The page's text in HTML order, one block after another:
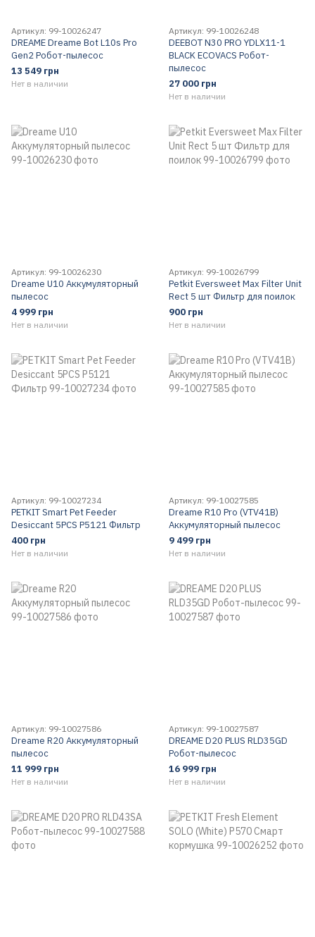
Артикул: 99-10026247
DREAME Dreame Bot L10s Pro
Gen2 Робот-пылесос
13 549 грн
Нет в наличии
Артикул: 99-10026248
DEEBOT N30 PRO YDLX11-1
BLACK ECOVACS Робот-
пылесос
27 000 грн
Нет в наличии
Артикул: 99-10026230
Dreame U10 Аккумуляторный
пылесос
4 999 грн
Нет в наличии
Артикул: 99-10026799
Petkit Eversweet Max Filter Unit
Rect 5 шт Фильтр для поилок
900 грн
Нет в наличии
Артикул: 99-10027234
PETKIT Smart Pet Feeder
Desiccant 5PCS P5121 Фильтр
400 грн
Нет в наличии
Артикул: 99-10027585
Dreame R10 Pro (VTV41B)
Аккумуляторный пылесос
9 499 грн
Нет в наличии
Артикул: 99-10027586
Dreame R20 Аккумуляторный
пылесос
11 999 грн
Нет в наличии
Артикул: 99-10027587
DREAME D20 PLUS RLD35GD
Робот-пылесос
16 999 грн
Нет в наличии